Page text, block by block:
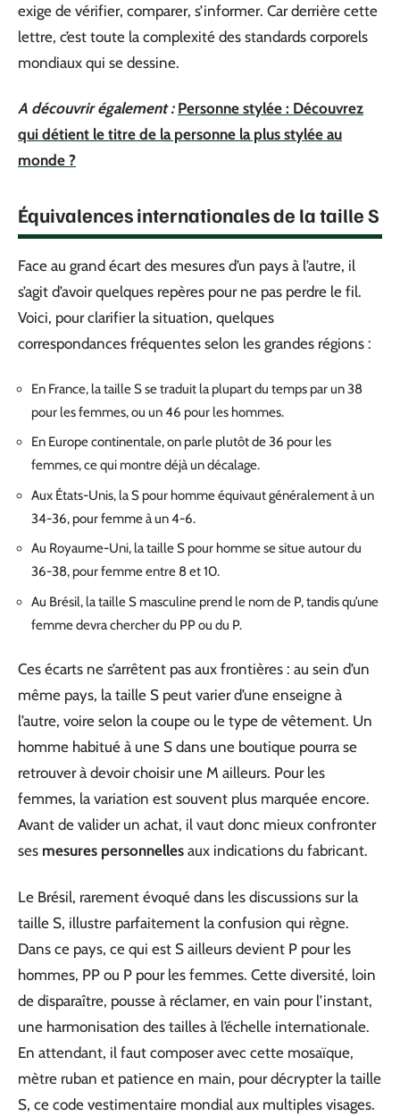
exige de vérifier, comparer, s’informer. Car derrière cette
lettre, c’est toute la complexité des standards corporels
mondiaux qui se dessine.
A découvrir également : Personne stylée : Découvrez
qui détient le titre de la personne la plus stylée au
monde ?
Équivalences internationales de la taille S
Face au grand écart des mesures d’un pays à l’autre, il
s’agit d’avoir quelques repères pour ne pas perdre le fil.
Voici, pour clarifier la situation, quelques
correspondances fréquentes selon les grandes régions :
En France, la taille S se traduit la plupart du temps par un 38
pour les femmes, ou un 46 pour les hommes.
En Europe continentale, on parle plutôt de 36 pour les
femmes, ce qui montre déjà un décalage.
Aux États-Unis, la S pour homme équivaut généralement à un
34-36, pour femme à un 4-6.
Au Royaume-Uni, la taille S pour homme se situe autour du
36-38, pour femme entre 8 et 10.
Au Brésil, la taille S masculine prend le nom de P, tandis qu’une
femme devra chercher du PP ou du P.
Ces écarts ne s’arrêtent pas aux frontières : au sein d’un
même pays, la taille S peut varier d’une enseigne à
l’autre, voire selon la coupe ou le type de vêtement. Un
homme habitué à une S dans une boutique pourra se
retrouver à devoir choisir une M ailleurs. Pour les
femmes, la variation est souvent plus marquée encore.
Avant de valider un achat, il vaut donc mieux confronter
ses mesures personnelles aux indications du fabricant.
Le Brésil, rarement évoqué dans les discussions sur la
taille S, illustre parfaitement la confusion qui règne.
Dans ce pays, ce qui est S ailleurs devient P pour les
hommes, PP ou P pour les femmes. Cette diversité, loin
de disparaître, pousse à réclamer, en vain pour l’instant,
une harmonisation des tailles à l’échelle internationale.
En attendant, il faut composer avec cette mosaïque,
mètre ruban et patience en main, pour décrypter la taille
S, ce code vestimentaire mondial aux multiples visages.